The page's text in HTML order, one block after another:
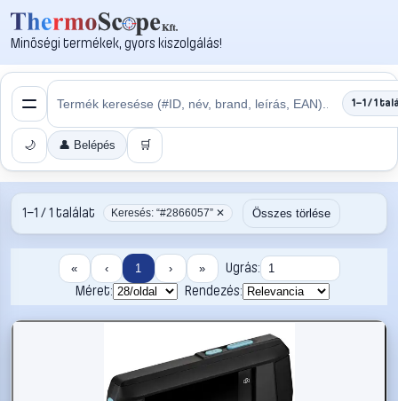
Minőségi termékek, gyors kiszolgálás!
1–1 / 1
🌙 👤 Belépés 🛒
1–1 / 1 találat Keresés: “#2866057” ✕ Összes törlése
« ‹ 1 › »
Ugrás:
Méret:
Rendezés: